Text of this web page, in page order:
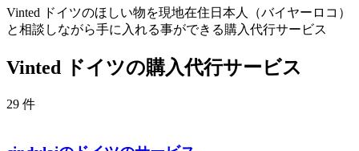
Vinted ドイツのほしい物を現地在住日本人（バイヤーロコ）
と相談しながら手に入れる事ができる購入代行サービス
Vinted ドイツの購入代行サービス
29 件